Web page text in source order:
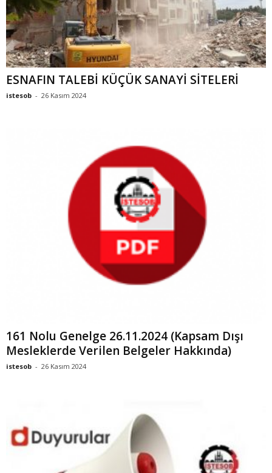
ESNAFIN TALEBİ KÜÇÜK SANAYİ SİTELERİ
istesob - 26 Kasım 2024
161 Nolu Genelge 26.11.2024 (Kapsam Dışı
Mesleklerde Verilen Belgeler Hakkında)
istesob - 26 Kasım 2024